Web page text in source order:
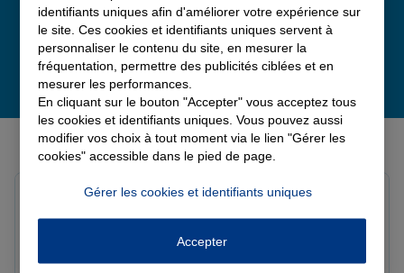
Derniers avis de nos agences Allianz
Bon suivi de mon sinistre, merci
identifiants uniques afin d'améliorer votre expérience sur
le site. Ces cookies et identifiants uniques servent à
personnaliser le contenu du site, en mesurer la
fréquentation, permettre des publicités ciblées et en
mesurer les performances.
En cliquant sur le bouton "Accepter" vous acceptez tous
les cookies et identifiants uniques. Vous pouvez aussi
modifier vos choix à tout moment via le lien "Gérer les
cookies" accessible dans le pied de page.
Gérer les cookies et identifiants uniques
Accepter